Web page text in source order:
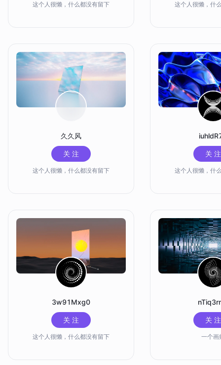
这个人很懒，什么都没有留下 这个人很懒，什
久久风
关 注
这个人很懒，什么都没有留下
关 注
这个人很懒，什
3w91Mxg0
关 注
这个人很懒，什么都没有留下
关 注
一个画